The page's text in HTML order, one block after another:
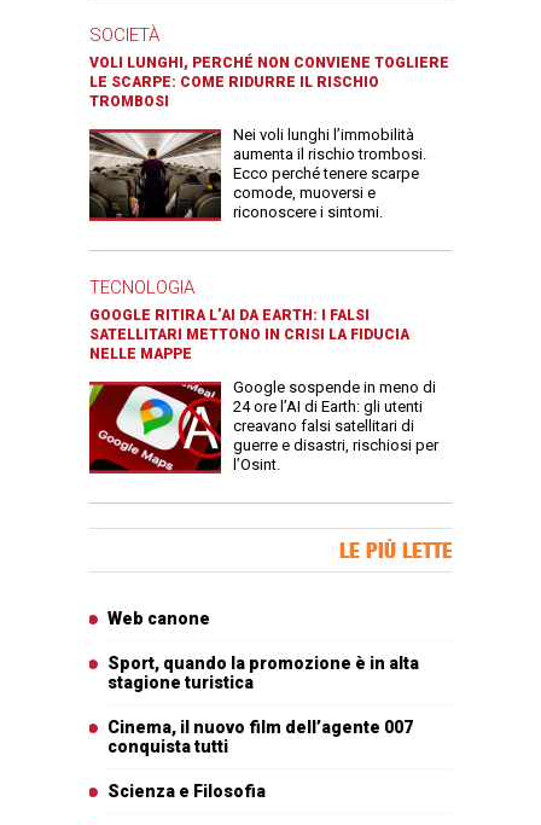
SOCIETÀ
VOLI LUNGHI, PERCHÉ NON CONVIENE TOGLIERE
LE SCARPE: COME RIDURRE IL RISCHIO
TROMBOSI
Nei voli lunghi l’immobilità
aumenta il rischio trombosi.
Ecco perché tenere scarpe
comode, muoversi e
riconoscere i sintomi.
TECNOLOGIA
GOOGLE RITIRA L’AI DA EARTH: I FALSI
SATELLITARI METTONO IN CRISI LA FIDUCIA
NELLE MAPPE
Google sospende in meno di
24 ore l’AI di Earth: gli utenti
creavano falsi satellitari di
guerre e disastri, rischiosi per
l’Osint.
LE PIÙ LETTE
Web canone
Sport, quando la promozione è in alta
stagione turistica
Cinema, il nuovo film dell’agente 007
conquista tutti
Scienza e Filosofia